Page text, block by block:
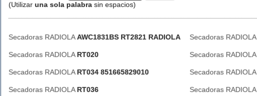
(Utilizar una sola palabra sin espacios)
Secadoras RADIOLAAWC1831BS RT2821 RADIOLA Secadoras RADIOLA
Secadoras RADIOLA RT020 Secadoras RADIOLA
Secadoras RADIOLA RT034 851665829010 Secadoras RADIOLA
Secadoras RADIOLA RT036 Secadoras RADIOLA